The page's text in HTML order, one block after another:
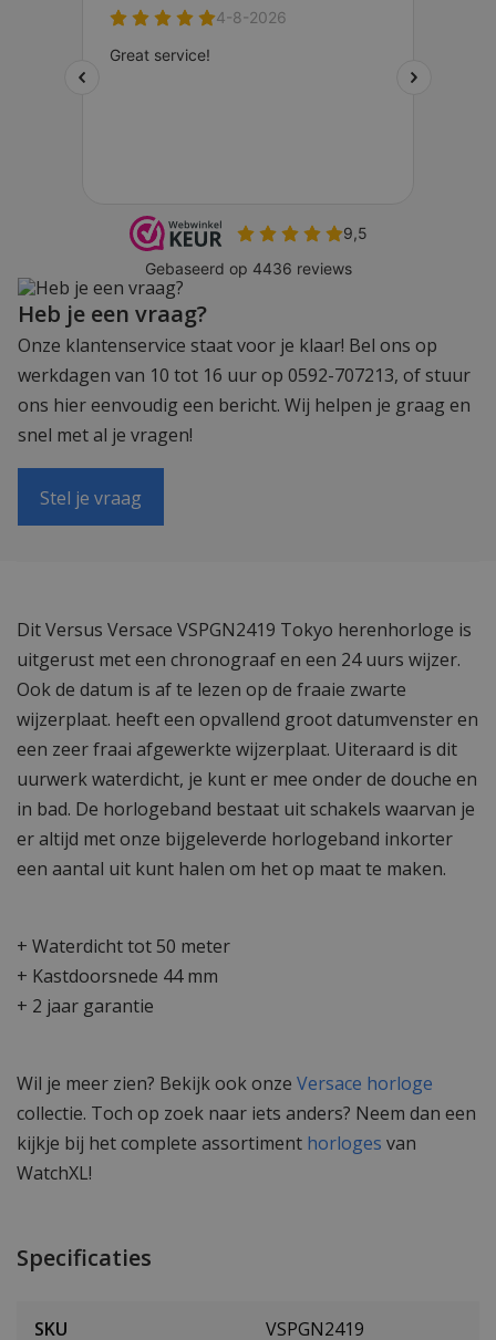
Heb je een vraag?
Onze klantenservice staat voor je klaar! Bel ons op
werkdagen van 10 tot 16 uur op 0592-707213, of stuur
ons hier eenvoudig een bericht. Wij helpen je graag en
snel met al je vragen!
Stel je vraag
Dit Versus Versace VSPGN2419 Tokyo herenhorloge is
uitgerust met een chronograaf en een 24 uurs wijzer.
Ook de datum is af te lezen op de fraaie zwarte
wijzerplaat. heeft een opvallend groot datumvenster en
een zeer fraai afgewerkte wijzerplaat. Uiteraard is dit
uurwerk waterdicht, je kunt er mee onder de douche en
in bad. De horlogeband bestaat uit schakels waarvan je
er altijd met onze bijgeleverde horlogeband inkorter
een aantal uit kunt halen om het op maat te maken.
+ Waterdicht tot 50 meter
+ Kastdoorsnede 44 mm
+ 2 jaar garantie
Wil je meer zien? Bekijk ook onze Versace horloge
collectie. Toch op zoek naar iets anders? Neem dan een
kijkje bij het complete assortiment horloges van
WatchXL!
Specificaties
SKU VSPGN2419